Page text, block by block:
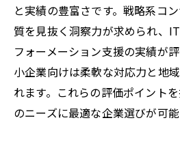
と実績の豊富さです。戦略系コ
質を見抜く洞察力が求められ、
フォーメーション支援の実績が
小企業向けは柔軟な対応力と地
れます。これらの評価ポイント
のニーズに最適な企業選びが可能